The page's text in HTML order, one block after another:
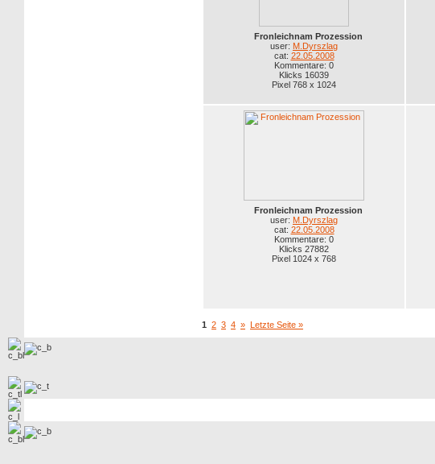
Fronleichnam Prozession
user: M.Dyrszlag
cat: 22.05.2008
Kommentare: 0
Klicks 16039
Pixel 768 x 1024
Fronleichnam Prozession
user: M.Dyrszlag
cat: 22.05.2008
Kommentare: 0
Klicks 27882
Pixel 1024 x 768
1 2 3 4 » Letzte Seite »